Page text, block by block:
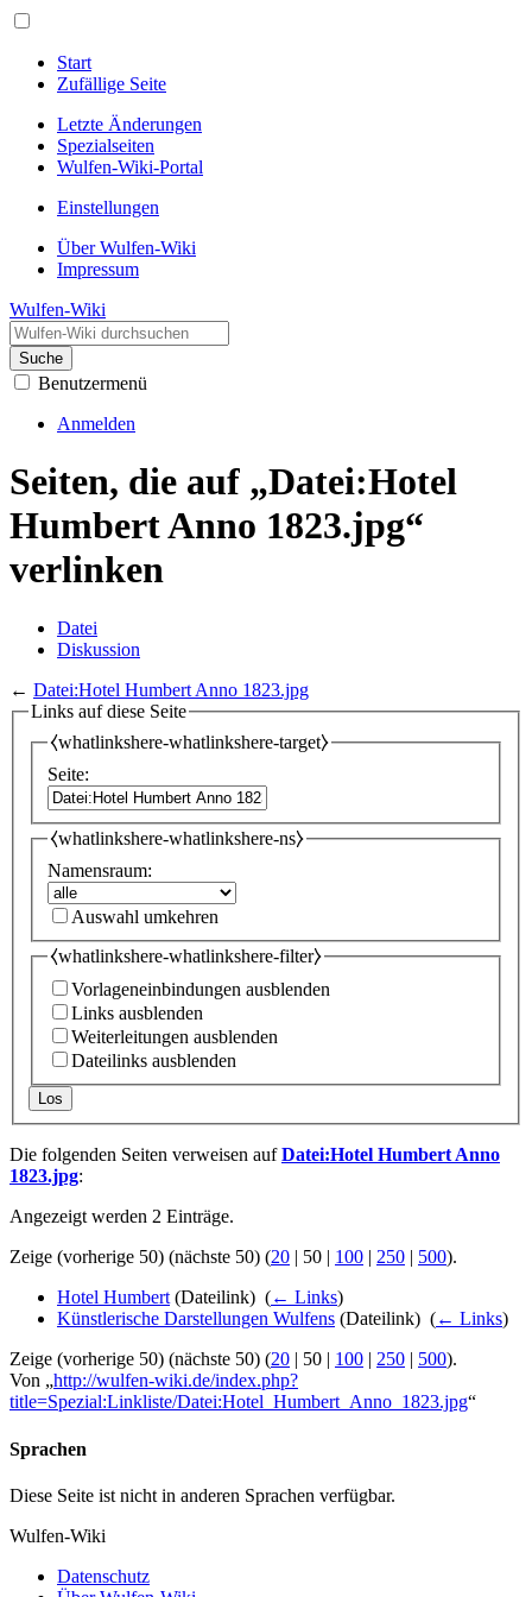
Start
Zufällige Seite
Letzte Änderungen
Spezialseiten
Wulfen-Wiki-Portal
Einstellungen
Über Wulfen-Wiki
Impressum
Wulfen-Wiki
Suche
Benutzermenü
Anmelden
Seiten, die auf „Datei:Hotel
Humbert Anno 1823.jpg“
verlinken
Datei
Diskussion
← Datei:Hotel Humbert Anno 1823.jpg
Links auf diese Seite
⧼whatlinkshere-whatlinkshere-target⧽
Seite:
⧼whatlinkshere-whatlinkshere-ns⧽
Namensraum:
Auswahl umkehren
⧼whatlinkshere-whatlinkshere-filter⧽
Vorlageneinbindungen ausblenden
Links ausblenden
Weiterleitungen ausblenden
Dateilinks ausblenden
Los
Die folgenden Seiten verweisen aufDatei:Hotel Humbert Anno
1823.jpg:
Angezeigt werden 2 Einträge.
Zeige (vorherige 50) (nächste 50) (20 | 50 | 100 | 250 | 500).
Hotel Humbert (Dateilink) ‎ (← Links)
Künstlerische Darstellungen Wulfens (Dateilink) ‎ (← Links)
Zeige (vorherige 50) (nächste 50) (20 | 50 | 100 | 250 | 500).
Von „http://wulfen-wiki.de/index.php?
title=Spezial:Linkliste/Datei:Hotel_Humbert_Anno_1823.jpg“
Sprachen
Diese Seite ist nicht in anderen Sprachen verfügbar.
Wulfen-Wiki
Datenschutz